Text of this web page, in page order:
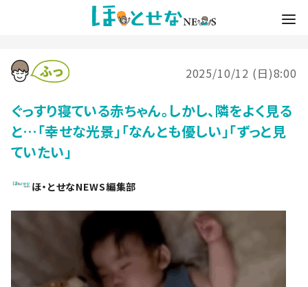
2025/10/12 (日)8:00
ぐっすり寝ている赤ちゃん。しかし、隣をよく見る
と…「幸せな光景」「なんとも優しい」「ずっと見
ていたい」
ほ・とせなNEWS編集部